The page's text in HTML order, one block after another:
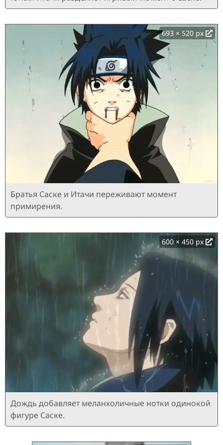
693 × 520 px
Братья Саске и Итачи переживают момент
примирения.
600 × 450 px
Дождь добавляет меланхоличные нотки одинокой
фигуре Саске.